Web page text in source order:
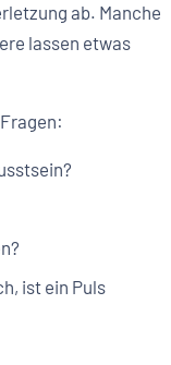
ab. Manche
lassen etwas
ist ein Puls